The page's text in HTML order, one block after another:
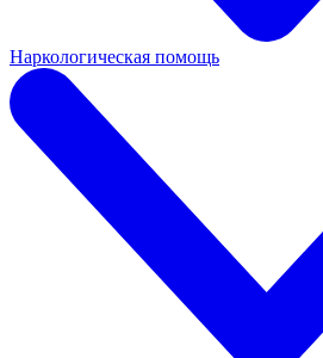
Наркологическая помощь